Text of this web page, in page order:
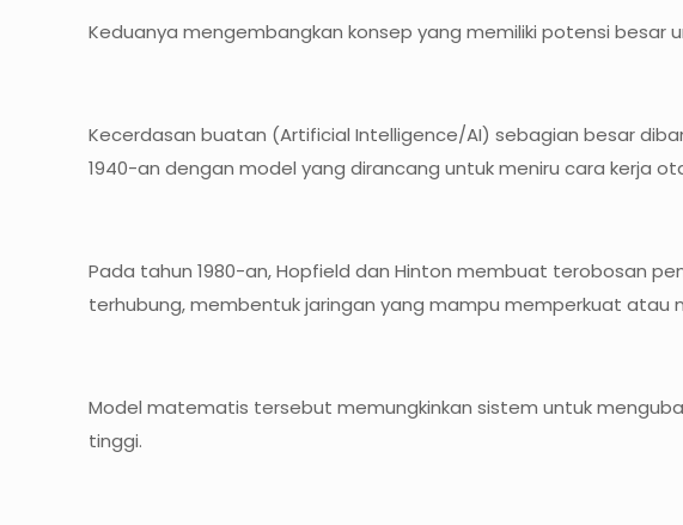
Keduanya mengembangkan konsep yang memiliki potensi besar
Kecerdasan buatan (Artificial Intelligence/AI) sebagian besar
1940-an dengan model yang dirancang untuk meniru cara kerja
Pada tahun 1980-an, Hopfield dan Hinton membuat terobosan
terhubung, membentuk jaringan yang mampu memperkuat atau
Model matematis tersebut memungkinkan sistem untuk
tinggi.